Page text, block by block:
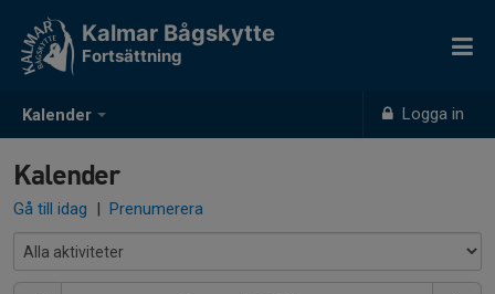
Kalender Logga in
Kalmar Bågskytte
Fortsättning
Kalender
Gå till idag | Prenumerera